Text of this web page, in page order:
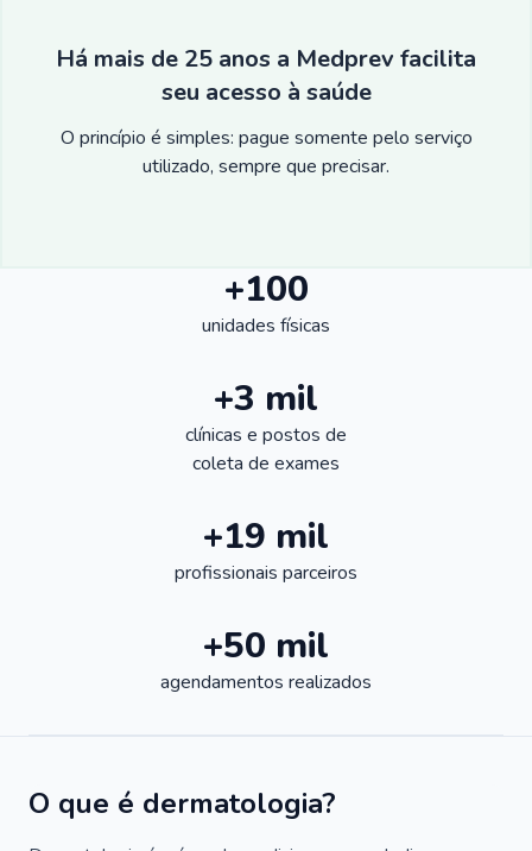
Há mais de 25 anos a Medprev facilita
seu acesso à saúde
O princípio é simples: pague somente pelo serviço
utilizado, sempre que precisar.
+100
unidades físicas
+3 mil
clínicas e postos de
coleta de exames
+19 mil
profissionais parceiros
+50 mil
agendamentos realizados
O que é dermatologia?